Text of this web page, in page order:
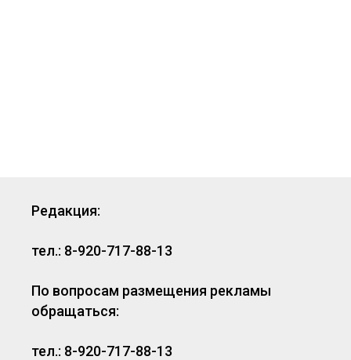
Редакция:
тел.: 8-920-717-88-13
По вопросам размещения рекламы
обращаться:
тел.: 8-920-717-88-13